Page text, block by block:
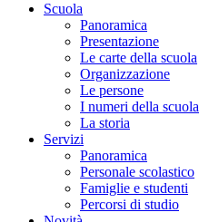
Scuola
Panoramica
Presentazione
Le carte della scuola
Organizzazione
Le persone
I numeri della scuola
La storia
Servizi
Panoramica
Personale scolastico
Famiglie e studenti
Percorsi di studio